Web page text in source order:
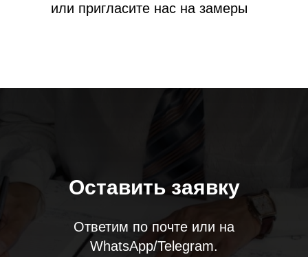
или пригласите нас на замеры
Оставить заявку
Ответим по почте или на
WhatsApp/Telegram.